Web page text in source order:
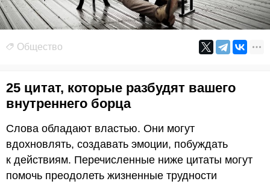
Общество
25 цитат, которые разбудят вашего
внутреннего борца
Слова обладают властью. Они могут
вдохновлять, создавать эмоции, побуждать
к действиям. Перечисленные ниже цитаты могут
помочь преодолеть жизненные трудности